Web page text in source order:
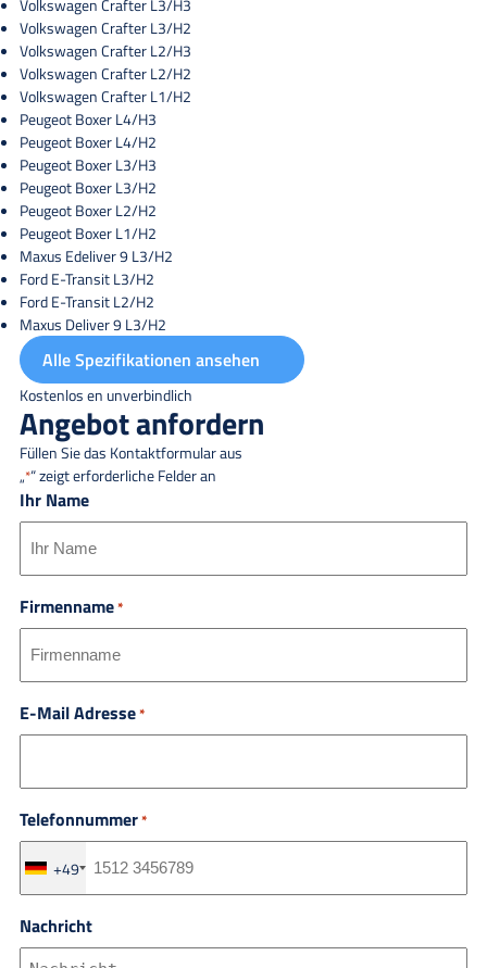
Volkswagen Crafter L3/H3
Volkswagen Crafter L3/H2
Volkswagen Crafter L2/H3
Volkswagen Crafter L2/H2
Volkswagen Crafter L1/H2
Peugeot Boxer L4/H3
Peugeot Boxer L4/H2
Peugeot Boxer L3/H3
Peugeot Boxer L3/H2
Peugeot Boxer L2/H2
Peugeot Boxer L1/H2
Maxus Edeliver 9 L3/H2
Ford E-Transit L3/H2
Ford E-Transit L2/H2
Maxus Deliver 9 L3/H2
Alle Spezifikationen ansehen
Kostenlos en unverbindlich
Angebot anfordern
Füllen Sie das Kontaktformular aus
„*“ zeigt erforderliche Felder an
Ihr Name
Firmenname*
E-Mail Adresse*
Telefonnummer*
+49
Nachricht